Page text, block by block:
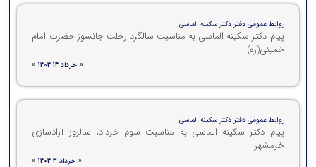
روابط عمومی دفتر دکتر سکینه الماسی:
پیام دکتر سکینه الماسی به مناسبت سالگرد رحلت جانسوز حضرت امام
خمینی(ره)
« خرداد 14 1404 »
روابط عمومی دفتر دکتر سکینه الماسی:
پیام دکتر سکینه الماسی به مناسبت سوم خرداد، سالروز آزادسازی
خرمشهر
« خرداد 3 1404 »